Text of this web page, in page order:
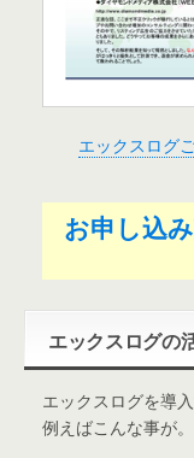
エックスログ
お申し込
エックスログの
エックスログを導
例えばこんな事が。